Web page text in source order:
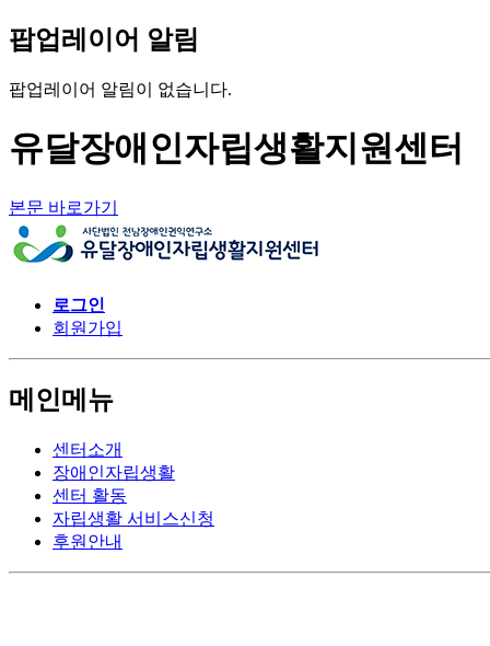
팝업레이어 알림
팝업레이어 알림이 없습니다.
유달장애인자립생활지원센터
본문 바로가기
로그인
회원가입
메인메뉴
센터소개
장애인자립생활
센터 활동
자립생활 서비스신청
후원안내